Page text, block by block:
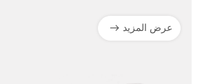
عملية. ويُستخدم كلا النوعين على نطاق
والحفاظ على النظافة في مختلف
عرض المزيد